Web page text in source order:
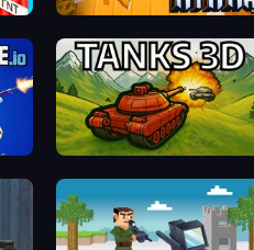
Kirka.io
Tanks 3D